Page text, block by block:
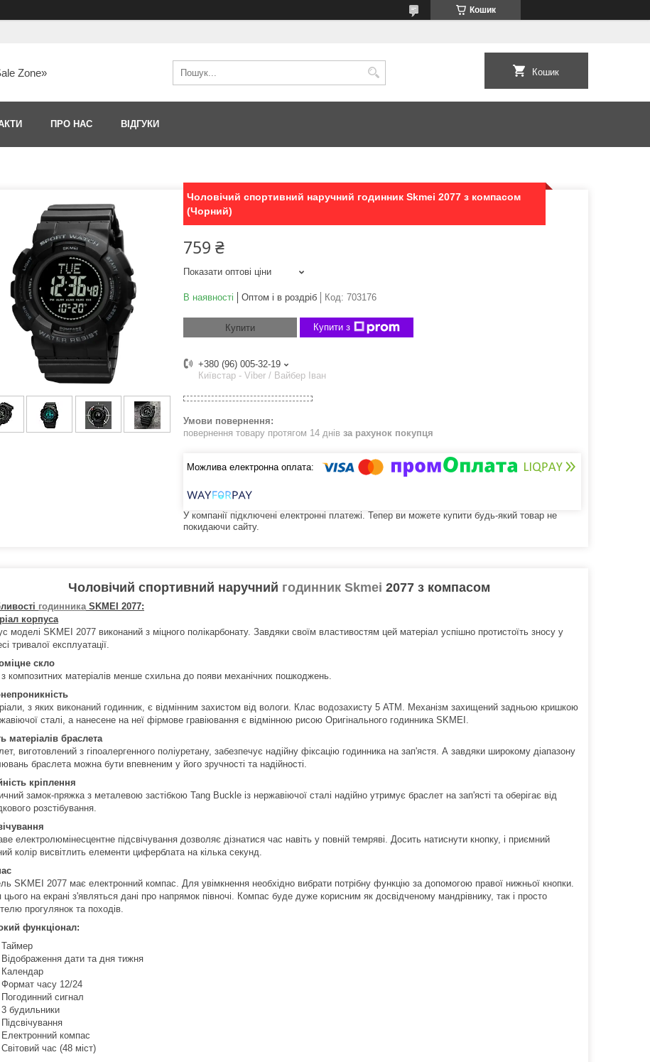
Кошик
Zone» Кошик
ПРО НАС ВІДГУКИ
Чоловічий спортивний наручний годинник Skmei 2077 з компасом
(Чорний)
759 ₴
Показати оптові ціни
В наявності Оптом і в роздріб Код: 703176
Купити Купити з
+380 (96) 005-32-19
Київстар - Viber / Вайбер Іван
повернення товару протягом 14 днів за рахунок покупця
У компанії підключені електронні платежі. Тепер ви можете купити будь-який товар не
покидаючи сайту.
Чоловічий спортивний наручний годинник Skmei 2077 з компасом
годинникаSKMEI 2077:
корпуса
моделі SKMEI 2077 виконаний з міцного полікарбонату. Завдяки своїм властивостям цей матеріал успішно протистоїть зносу у
тривалої експлуатації.
скло
композитних матеріалів менше схильна до появи механічних пошкоджень.
з яких виконаний годинник, є відмінним захистом від вологи. Клас водозахисту 5 АТМ. Механізм захищений задньою кришкою
сталі, а нанесене на неї фірмове гравіювання є відмінною рисою Оригінального годинника SKMEI.
матеріалів браслета
виготовлений з гіпоалергенного поліуретану, забезпечує надійну фіксацію годинника на зап'ястя. А завдяки широкому діапазону
браслета можна бути впевненим у його зручності та надійності.
кріплення
замок-пряжка з металевою застібкою Tang Buckle із нержавіючої сталі надійно утримує браслет на зап'ясті та оберігає від
розстібування.
електролюмінесцентне підсвічування дозволяє дізнатися час навіть у повній темряві. Досить натиснути кнопку, і приємний
колір висвітлить елементи циферблата на кілька секунд.
SKMEI 2077 має електронний компас. Для увімкнення необхідно вибрати потрібну функцію за допомогою правої нижньої кнопки.
цього на екрані з'являться дані про напрямок півночі. Компас буде дуже корисним як досвідченому мандрівнику, так і просто
прогулянок та походів.
функціонал:
Таймер
Відображення дати та дня тижня
Календар
Формат часу 12/24
Погодинний сигнал
3 будильники
Підсвічування
Електронний компас
Світовий час (48 міст)